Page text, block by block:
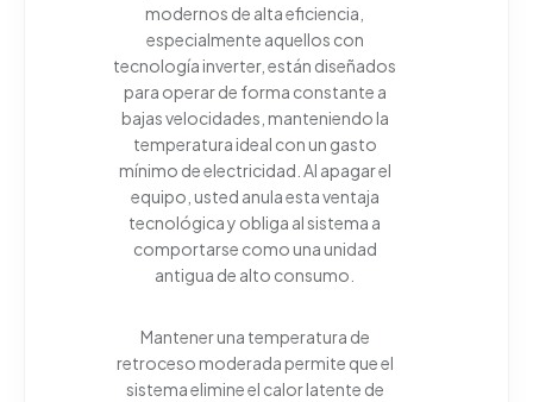
modernos de alta eficiencia,
especialmente aquellos con
tecnología inverter, están diseñados
para operar de forma constante a
bajas velocidades, manteniendo la
temperatura ideal con un gasto
mínimo de electricidad. Al apagar el
equipo, usted anula esta ventaja
tecnológica y obliga al sistema a
comportarse como una unidad
antigua de alto consumo.
Mantener una temperatura de
retroceso moderada permite que el
sistema elimine el calor latente de